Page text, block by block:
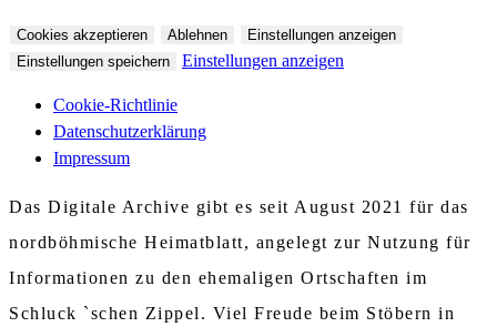
Cookies akzeptieren Ablehnen
Einstellungen anzeigen
Einstellungen speichern
Einstellungen anzeigen
Cookie-Richtlinie
Datenschutzerklärung
Impressum
Das Digitale Archive gibt es seit August 2021 für das
nordböhmische Heimatblatt, angelegt zur Nutzung für
Informationen zu den ehemaligen Ortschaften im
Schluck `schen Zippel. Viel Freude beim Stöbern in